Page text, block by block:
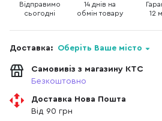
Відправимо
сьогодні
14 днів на
обмін товару
12
Доставка: Оберіть Ваше місто
Самовивіз з магазину КТС
Безкоштовно
Доставка Нова Пошта
Від 90 грн